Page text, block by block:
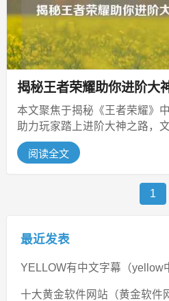
揭秘王者荣耀助你进阶大
本文聚焦于揭秘《王者荣耀》
助力玩家踏上进阶大神之路，
度招式的英雄展开，深入剖析其
阅读全文
1
最近发表
YELLOW有中文字幕（yellow
十大黄金软件网站（黄金软件